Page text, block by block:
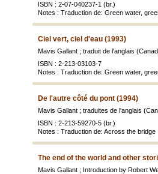
ISBN : 2-07-040237-1 (br.)
Notes : Traduction de: Green water,
Ciel vert, ciel d'eau (1993)
Mavis Gallant ; traduit de l'anglais
ISBN : 2-213-03103-7
Notes : Traduction de: Green water,
De l'autre côté du pont (1994)
Mavis Gallant ; traduites de l'anglais
ISBN : 2-213-59270-5 (br.)
Notes : Traduction de: Across the bridge
The end of the world and other
Mavis Gallant ; Introduction by Robert